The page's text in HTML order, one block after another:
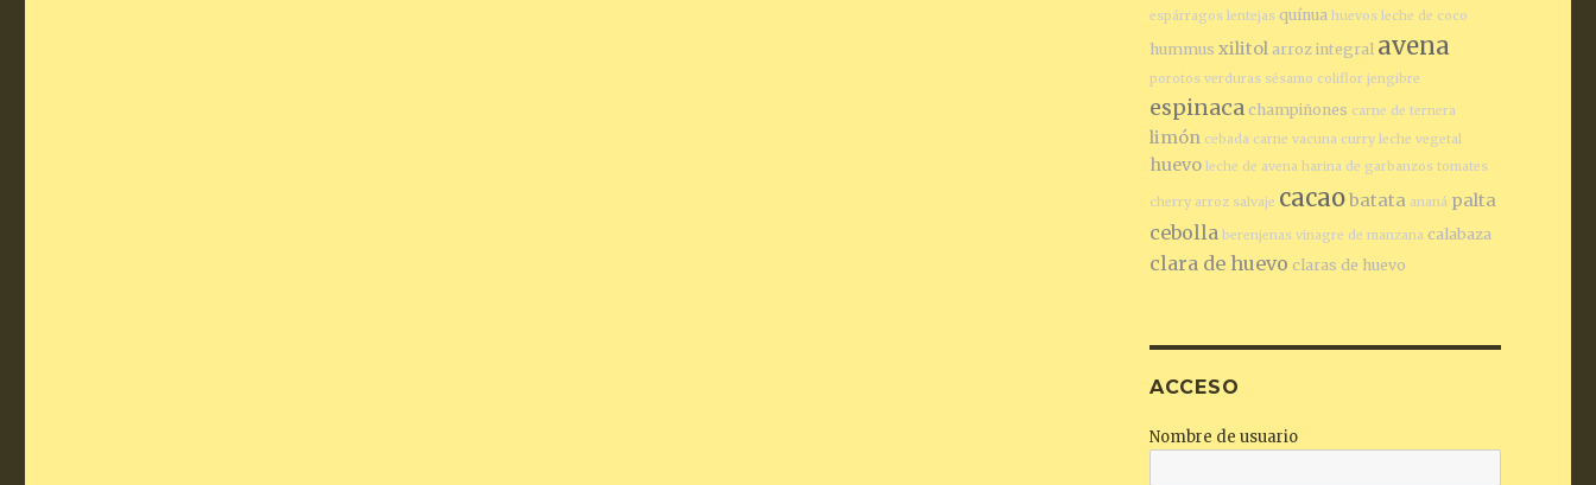
espárragos lentejas quínua huevos leche de coco
hummus xilitol arroz integral avena
porotos verduras sésamo coliflor jengibre
espinaca champiñones carne de ternera
limón cebada carne vacuna curry leche vegetal
huevo leche de avena harina de garbanzos tomates
cherry arroz salvaje cacaobatata ananá palta
cebolla berenjenas vinagre de manzana calabaza
clara de huevo claras de huevo
ACCESO
Nombre de usuario